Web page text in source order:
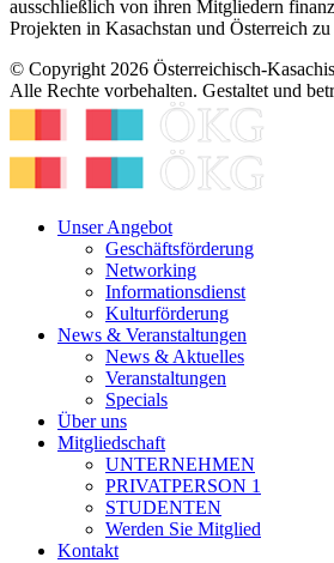
ausschließlich von ihren Mitgliedern
Projekten in Kasachstan und Österreich zu
© Copyright 2026 Österreichisch-
Alle Rechte vorbehalten. Gestaltet und
Unser Angebot
Geschäftsförderung
Networking
Informationsdienst
Kulturförderung
News & Veranstaltungen
News & Aktuelles
Veranstaltungen
Specials
Über uns
Mitgliedschaft
UNTERNEHMEN
PRIVATPERSON 1
STUDENTEN
Werden Sie Mitglied
Kontakt